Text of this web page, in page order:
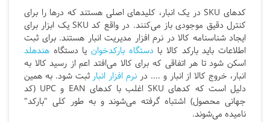
کدهای SKU
در یک انبار، کلیدهای اصلی هستند که درها را برای
کنترل دقیق موجودی باز می‌کنند. در واقع کد SKU یک ابزار برای
ایجاد شناسنامه کالا در نرم افزار مدیریت انبار هستند. برای ثبت
اطلاعات باید بارکد کالا بادستگاه بارکدخوان یا دستگاه هندهلد
اسکن شود تا هر اتفاقی که برای کالا می‌افتد اعم از رسید کالا به
انبار، خروج کالا از انبار و .... در نرم افزار انبار ثبت شود. به همین
دلیل است که کدهای SKU اغلب با کدهای EAN و UPC
(کد
جهانی محصول) اشتباه گرفته می‌شوند و به طور کلی "بارکد"
نامیده می‌شوند.